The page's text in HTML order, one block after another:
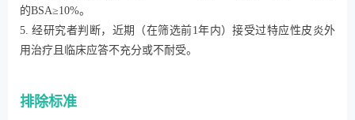
的BSA≥10%。
5. 经研究者判断，近期（在筛选前1年内）接受过特应性皮炎外
用治疗且临床应答不充分或不耐受。
排除标准